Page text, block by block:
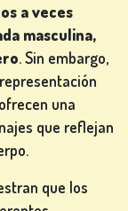
a veces
masculina,
. Sin embargo,
una
que reflejan
que los